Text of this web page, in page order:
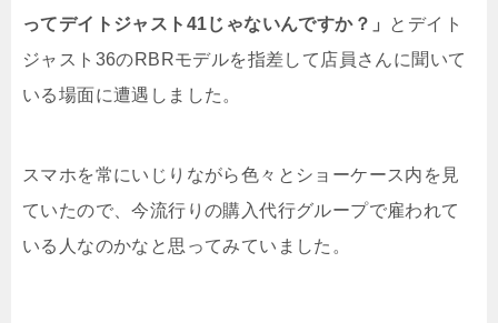
ってデイトジャスト41じゃないんですか？」 とデイト
ジャスト36のRBRモデルを指差して店員さんに聞いて
いる場面に遭遇しました。
スマホを常にいじりながら色々とショーケース内を見
ていたので、今流行りの購入代行グループで雇われて
いる人なのかなと思ってみていました。